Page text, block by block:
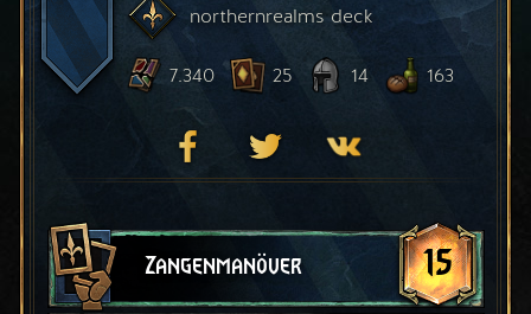
northernrealmsdeck
7.340 25 14 163
Zangenmanöver 15